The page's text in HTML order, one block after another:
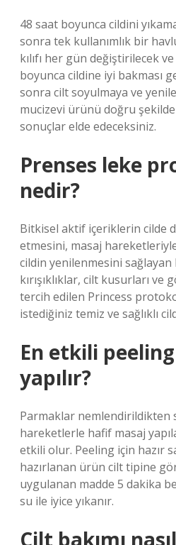
48 saat boyunca cildini
sonra tek kullanımlık bir
kılıfı her gün değiştirilecek
boyunca cildine iyi bakması
sonra cilt soyulmaya ve
mucizevi ürünü doğru şekilde
sonuçlar elde edeceksiniz.
Prenses leke
nedir?
Bitkisel aktif içeriklerin cilde
etmesini, masaj
cildin yenilenmesini sağlayan
kırışıklıklar, cilt kusurları ve
tercih edilen Princess
istediğiniz temiz ve sağlıklı
En etkili peeling
yapılır?
Parmaklar nemlendirildikten
hareketlerle hafif masaj
etkili olur. Peeling için hazır
hazırlanan ürün cilt tipine
uygulanan madde 5 dakika
su ile iyice yıkanır.
Cilt bakımı